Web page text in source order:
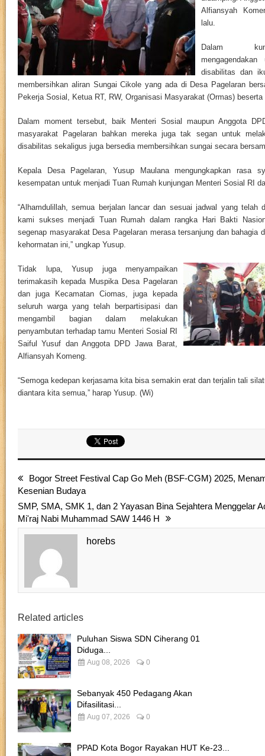
Alfiansyah
lalu.
Dalam
disabilitas dan
membersihkan aliran Sungai Cikole yang ada di Desa Pagelaran
Pekerja Sosial, Ketua RT, RW, Organisasi Masyarakat (Ormas)
Dalam moment tersebut, baik Menteri Sosial maupun Anggota
masyarakat Pagelaran bahkan mereka juga tak segan untuk
disabilitas sekaligus juga bersedia membersihkan sungai secara
Kepala Desa Pagelaran, Yusup Maulana mengungkapkan rasa
kesempatan untuk menjadi Tuan Rumah kunjungan Menteri Sosial RI
“Alhamdulillah, semua berjalan lancar dan sesuai jadwal yang telah
kami sukses menjadi Tuan Rumah dalam rangka Hari Bakti
segenap masyarakat Desa Pagelaran merasa tersanjung dan bahagia
kehormatan ini,” ungkap Yusup.
Tidak lupa, Yusup juga menyampaikan
terimakasih kepada Muspika Desa Pagelaran
dan juga Kecamatan Ciomas, juga kepada
seluruh warga yang telah berpartisipasi dan
mengambil bagian dalam melakukan
penyambutan terhadap tamu Menteri Sosial RI
Saiful Yusuf dan Anggota DPD Jawa Barat,
Alfiansyah Komeng.
“Semoga kedepan kerjasama kita bisa semakin erat dan terjalin tali
diantara kita semua,” harap Yusup. (Wi)
Bogor Street Festival Cap Go Meh (BSF-CGM) 2025,
Kesenian Budaya
SMP, SMA, SMK 1, dan 2 Yayasan Bina Sejahtera Menggelar
Mi'raj Nabi Muhammad SAW 1446 H
horebs
Related articles
Puluhan Siswa SDN Ciherang 01
Diduga...
Aug 08, 2026 0
Sebanyak 450 Pedagang Akan
Difasilitasi...
Aug 07, 2026 0
PPAD Kota Bogor Rayakan HUT Ke-23...